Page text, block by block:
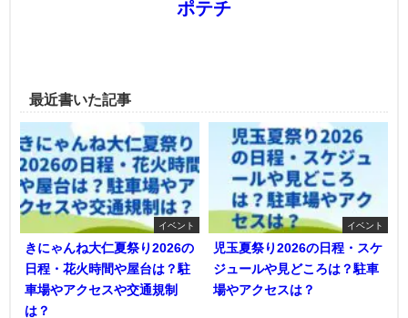
ポテチ
最近書いた記事
イベント
きにゃんね大仁夏祭り2026の
日程・花火時間や屋台は？駐
車場やアクセスや交通規制
は？
イベント
児玉夏祭り2026の日程・スケ
ジュールや見どころは？駐車
場やアクセスは？